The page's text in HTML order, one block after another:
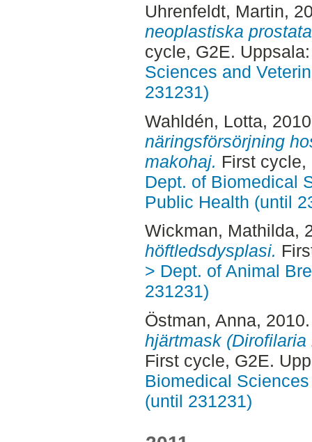
Uhrenfeldt, Martin,
neoplastiska
cycle, G2E.
Sciences and
231231)
Wahldén, Lotta,
näringsförsörjning
makohaj. First
Dept. of Biomedical
Public Health (until
Wickman, Mathilda,
höftledsdysplasi.
> Dept. of Animal
231231)
Östman, Anna,
hjärtmask
First cycle, G2E.
Biomedical
(until 231231)